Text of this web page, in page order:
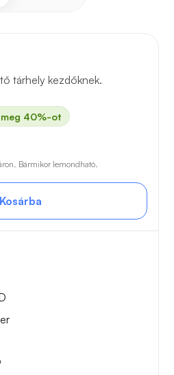
tárhely kezdőknek.
40%-ot
Bármikor lemondható.
Kosárba